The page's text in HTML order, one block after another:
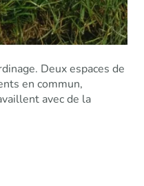
Deux espaces de
en commun,
avec de la